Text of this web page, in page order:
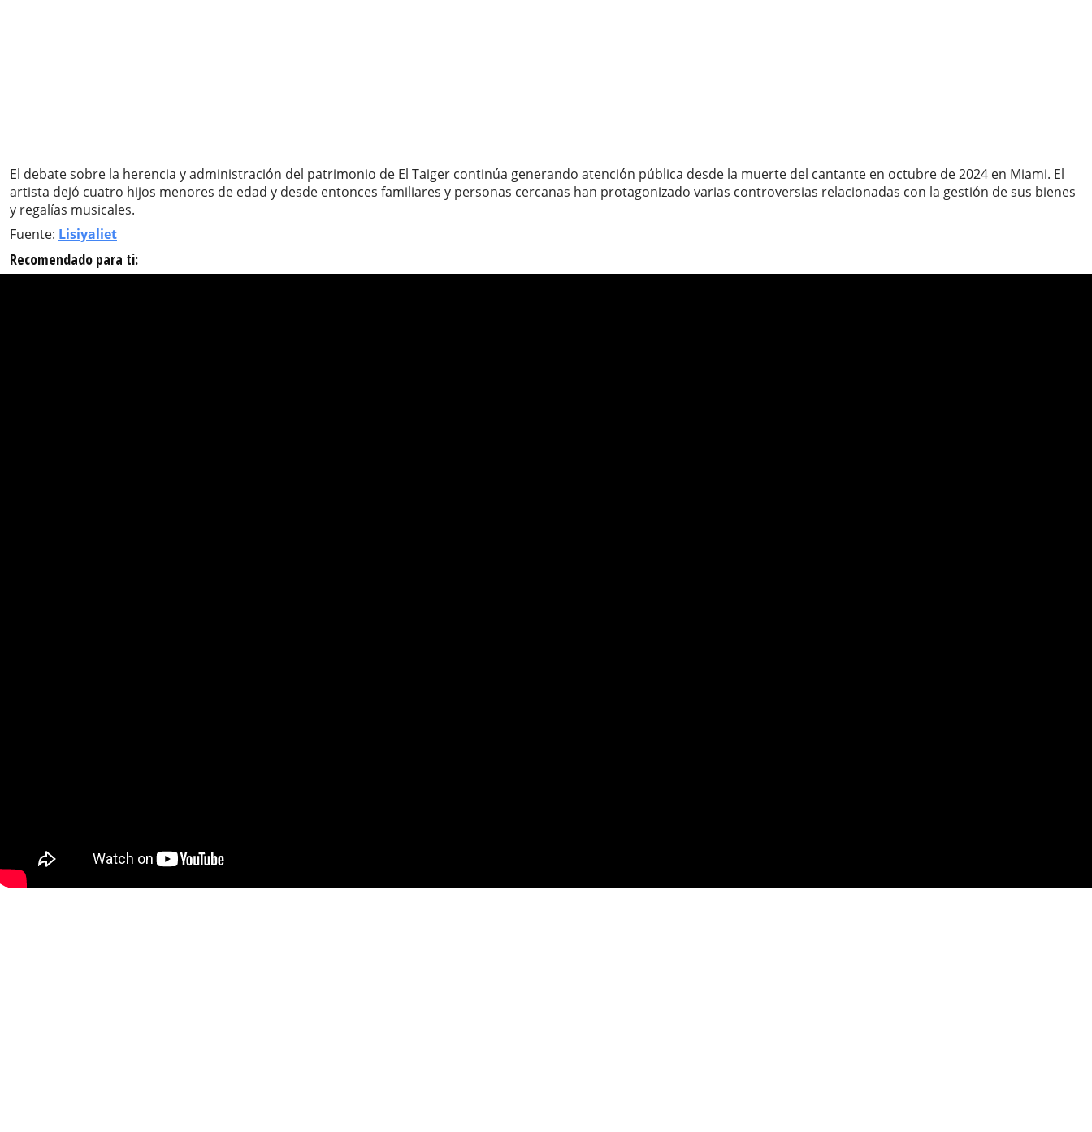
El debate sobre la herencia y administración del patrimonio de El Taiger continúa generando atención pública desde la muerte del cantante en octubre de 2024 en Miami. El
artista dejó cuatro hijos menores de edad y desde entonces familiares y personas cercanas han protagonizado varias controversias relacionadas con la gestión de sus bienes
y regalías musicales.
Fuente: Lisiyaliet
Recomendado para ti: